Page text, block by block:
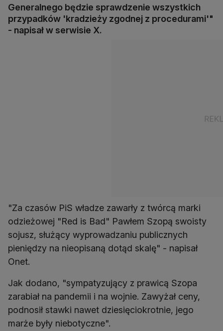
Generalnego będzie sprawdzenie wszystkich
przypadków 'kradzieży zgodnej z procedurami'"
- napisał w serwisie X.
"Za czasów PiS władze zawarły z twórcą marki
odzieżowej "Red is Bad" Pawłem Szopą swoisty
sojusz, służący wyprowadzaniu publicznych
pieniędzy na nieopisaną dotąd skalę" - napisał
Onet.
Jak dodano, "sympatyzujący z prawicą Szopa
zarabiał na pandemii i na wojnie. Zawyżał ceny,
podnosił stawki nawet dziesięciokrotnie, jego
marże były niebotyczne".